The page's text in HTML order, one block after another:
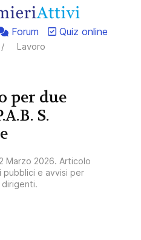
Forum
Quiz online
Lavoro
per due
S.
Marzo 2026. Articolo
pubblici e avvisi per
.